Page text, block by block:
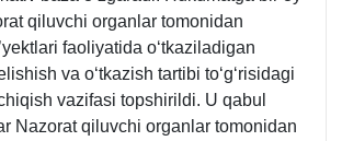
qiluvchi organlar tomonidan
faoliyatida oʻtkaziladigan
va oʻtkazish tartibi toʻgʻrisidagi
vazifasi topshirildi. U qabul
Nazorat qiluvchi organlar tomonidan